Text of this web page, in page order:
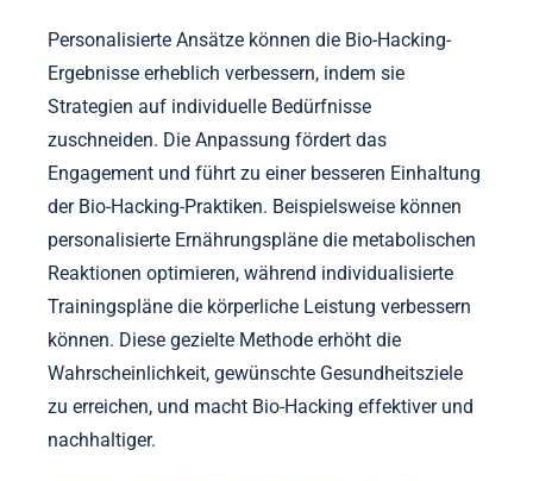
Personalisierte Ansätze können die Bio-Hacking-
Ergebnisse erheblich verbessern, indem sie
Strategien auf individuelle Bedürfnisse
zuschneiden. Die Anpassung fördert das
Engagement und führt zu einer besseren Einhaltung
der Bio-Hacking-Praktiken. Beispielsweise können
personalisierte Ernährungspläne die metabolischen
Reaktionen optimieren, während individualisierte
Trainingspläne die körperliche Leistung verbessern
können. Diese gezielte Methode erhöht die
Wahrscheinlichkeit, gewünschte Gesundheitsziele
zu erreichen, und macht Bio-Hacking effektiver und
nachhaltiger.